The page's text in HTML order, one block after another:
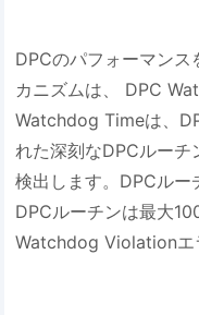
DPCのパフォーマン
カニズムは、 DPC
Watchdog Timeは、
れた深刻なDPCルーチ
検出します。DPCル
DPCルーチンは最大
Watchdog Violationエ